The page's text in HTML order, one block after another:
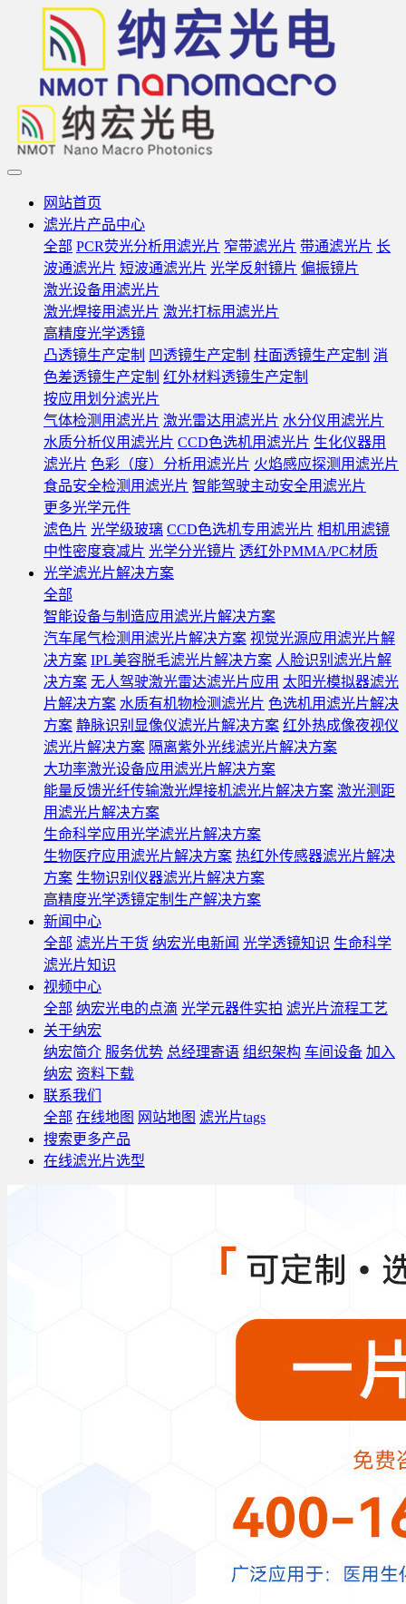
网站首页
滤光片产品中心
全部 PCR荧光分析用滤光片 窄带滤光片 带通滤光片 长
波通滤光片 短波通滤光片 光学反射镜片 偏振镜片
激光设备用滤光片
激光焊接用滤光片 激光打标用滤光片
高精度光学透镜
凸透镜生产定制 凹透镜生产定制 柱面透镜生产定制 消
色差透镜生产定制 红外材料透镜生产定制
按应用划分滤光片
气体检测用滤光片 激光雷达用滤光片 水分仪用滤光片
水质分析仪用滤光片 CCD色选机用滤光片 生化仪器用
滤光片 色彩（度）分析用滤光片 火焰感应探测用滤光片
食品安全检测用滤光片 智能驾驶主动安全用滤光片
更多光学元件
滤色片 光学级玻璃 CCD色选机专用滤光片 相机用滤镜
中性密度衰减片 光学分光镜片 透红外PMMA/PC材质
光学滤光片解决方案
全部
智能设备与制造应用滤光片解决方案
汽车尾气检测用滤光片解决方案 视觉光源应用滤光片解
决方案 IPL美容脱毛滤光片解决方案 人脸识别滤光片解
决方案 无人驾驶激光雷达滤光片应用 太阳光模拟器滤光
片解决方案 水质有机物检测滤光片 色选机用滤光片解决
方案 静脉识别显像仪滤光片解决方案 红外热成像夜视仪
滤光片解决方案 隔离紫外光线滤光片解决方案
大功率激光设备应用滤光片解决方案
能量反馈光纤传输激光焊接机滤光片解决方案 激光测距
用滤光片解决方案
生命科学应用光学滤光片解决方案
生物医疗应用滤光片解决方案 热红外传感器滤光片解决
方案 生物识别仪器滤光片解决方案
高精度光学透镜定制生产解决方案
新闻中心
全部 滤光片干货 纳宏光电新闻 光学透镜知识 生命科学
滤光片知识
视频中心
全部 纳宏光电的点滴 光学元器件实拍 滤光片流程工艺
关于纳宏
纳宏简介 服务优势 总经理寄语 组织架构 车间设备 加入
纳宏 资料下载
联系我们
全部 在线地图 网站地图 滤光片tags
搜索更多产品
在线滤光片选型